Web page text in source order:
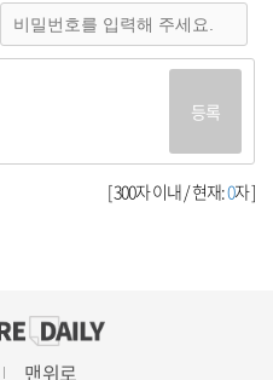
등록
[ 300자 이내 / 현재:0자 ]
맨위로